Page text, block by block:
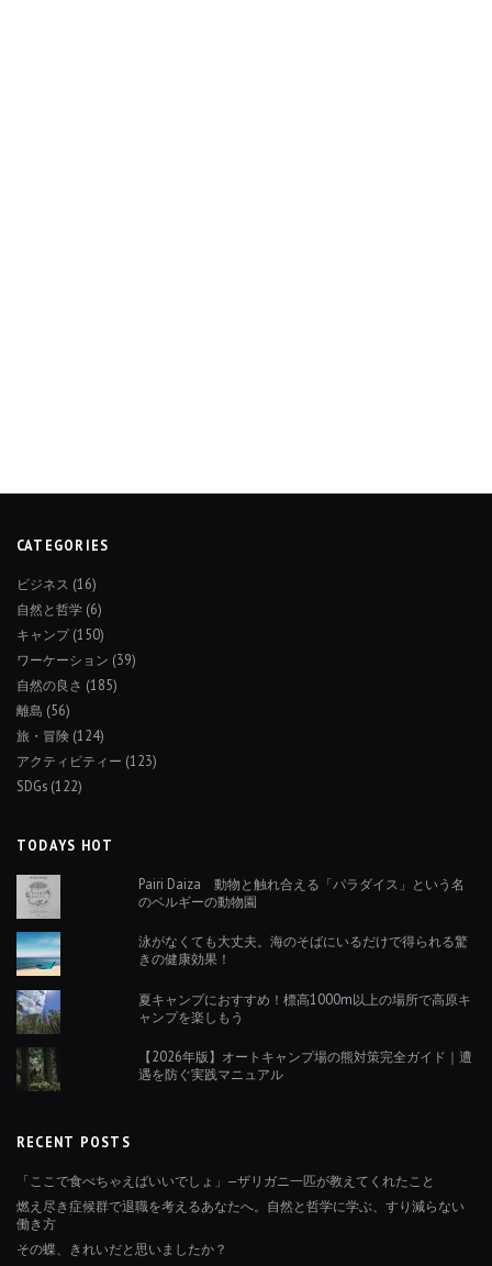
CATEGORIES
ビジネス (16)
自然と哲学 (6)
キャンプ(150)
ワーケーション (39)
自然の良さ (185)
離島 (56)
旅・冒険 (124)
アクティビティー (123)
SDGs (122)
TODAYS HOT
Pairi Daiza 動物と触れ合える「パラダイス」という名
のベルギーの動物園
泳がなくても大丈夫。海のそばにいるだけで得られる驚
きの健康効果！
夏キャンプにおすすめ！標高1000m以上の場所で高原キ
ャンプを楽しもう
【2026年版】オートキャンプ場の熊対策完全ガイド｜遭
遇を防ぐ実践マニュアル
RECENT POSTS
「ここで食べちゃえばいいでしょ」—ザリガニ一匹が教えてくれたこと
燃え尽き症候群で退職を考えるあなたへ。自然と哲学に学ぶ、すり減らない
働き方
その蝶、きれいだと思いましたか？